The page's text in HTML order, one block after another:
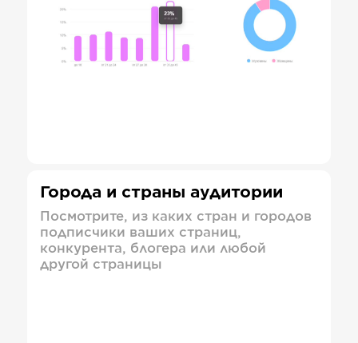
Города и страны аудитории
Посмотрите, из каких стран и городов
подписчики ваших страниц,
конкурента, блогера или любой
другой страницы